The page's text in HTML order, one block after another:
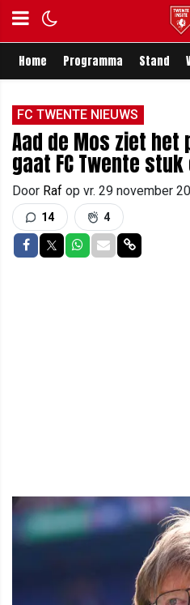
Home Programma Stand
FC TWENTE NIEUWS
Aad de Mos ziet het
gaat FC Twente
Door Raf op vr. 29 november
14 4
Delen op Facebook
Delen op Twitter
Delen op Whatsapp
Delen via Mail
Delen via